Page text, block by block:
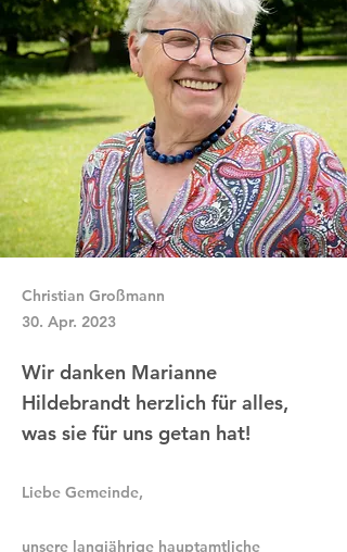
Christian Großmann
30. Apr. 2023
Wir danken Marianne
Hildebrandt herzlich für alles,
was sie für uns getan hat!
Liebe Gemeinde,
unsere langjährige hauptamtliche